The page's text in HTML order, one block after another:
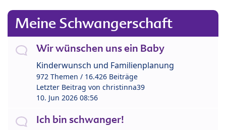
Meine Schwangerschaft
Wir wünschen uns ein Baby
Kinderwunsch und Familienplanung
972 Themen / 16.426 Beiträge
Letzter Beitrag von christinna39
10. Jun 2026 08:56
Ich bin schwanger!